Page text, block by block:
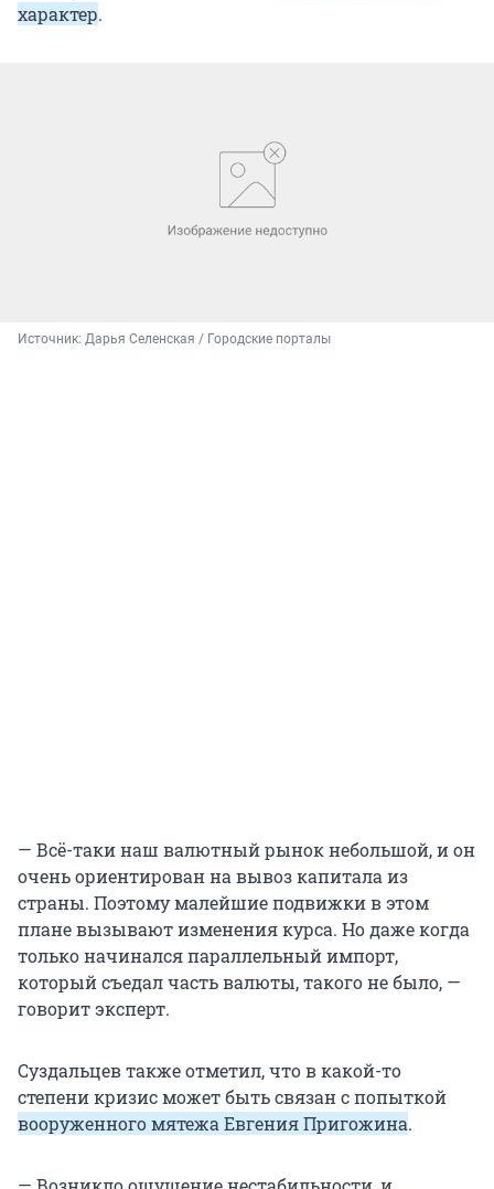
характер.
Источник: Дарья Селенская / Городские порталы
— Всё-таки наш валютный рынок небольшой, и он
очень ориентирован на вывоз капитала из
страны. Поэтому малейшие подвижки в этом
плане вызывают изменения курса. Но даже когда
только начинался параллельный импорт,
который съедал часть валюты, такого не было, —
говорит эксперт.
Суздальцев также отметил, что в какой-то
степени кризис может быть связан с попыткой
вооруженного мятежа Евгения Пригожина.